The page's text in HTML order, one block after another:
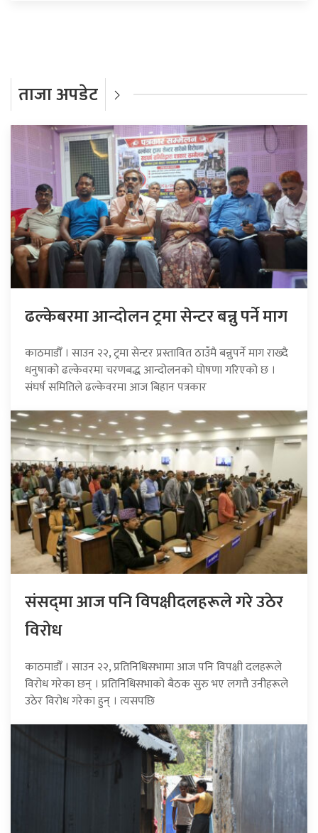
ताजा अपडेट
ढल्केबरमा आन्दोलन ट्रमा सेन्टर बन्नु पर्ने माग
काठमाडौँ । साउन २२, ट्रमा सेन्टर प्रस्तावित ठाउँमै बन्नुपर्ने माग राख्दै
धनुषाको ढल्केवरमा चरणबद्ध आन्दोलनको घोषणा गरिएको छ ।
संघर्ष समितिले ढल्केवरमा आज बिहान पत्रकार
संसद्‍मा आज पनि विपक्षीदलहरूले गरे उठेर
विरोध
काठमाडौँ । साउन २२, प्रतिनिधिसभामा आज पनि विपक्षी दलहरूले
विरोध गरेका छन् । प्रतिनिधिसभाको बैठक सुरु भए लगत्तै उनीहरूले
उठेर विरोध गरेका हुन् । त्यसपछि